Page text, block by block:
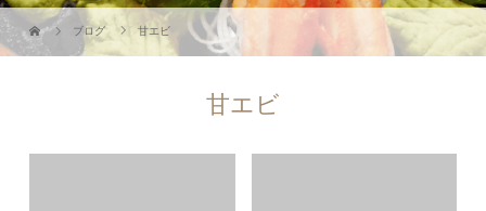
ブログ 甘エビ
甘エビ